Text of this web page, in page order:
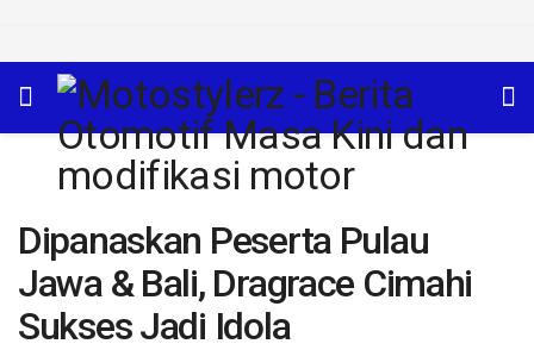
Dipanaskan Peserta Pulau
Jawa & Bali, Dragrace Cimahi
Sukses Jadi Idola